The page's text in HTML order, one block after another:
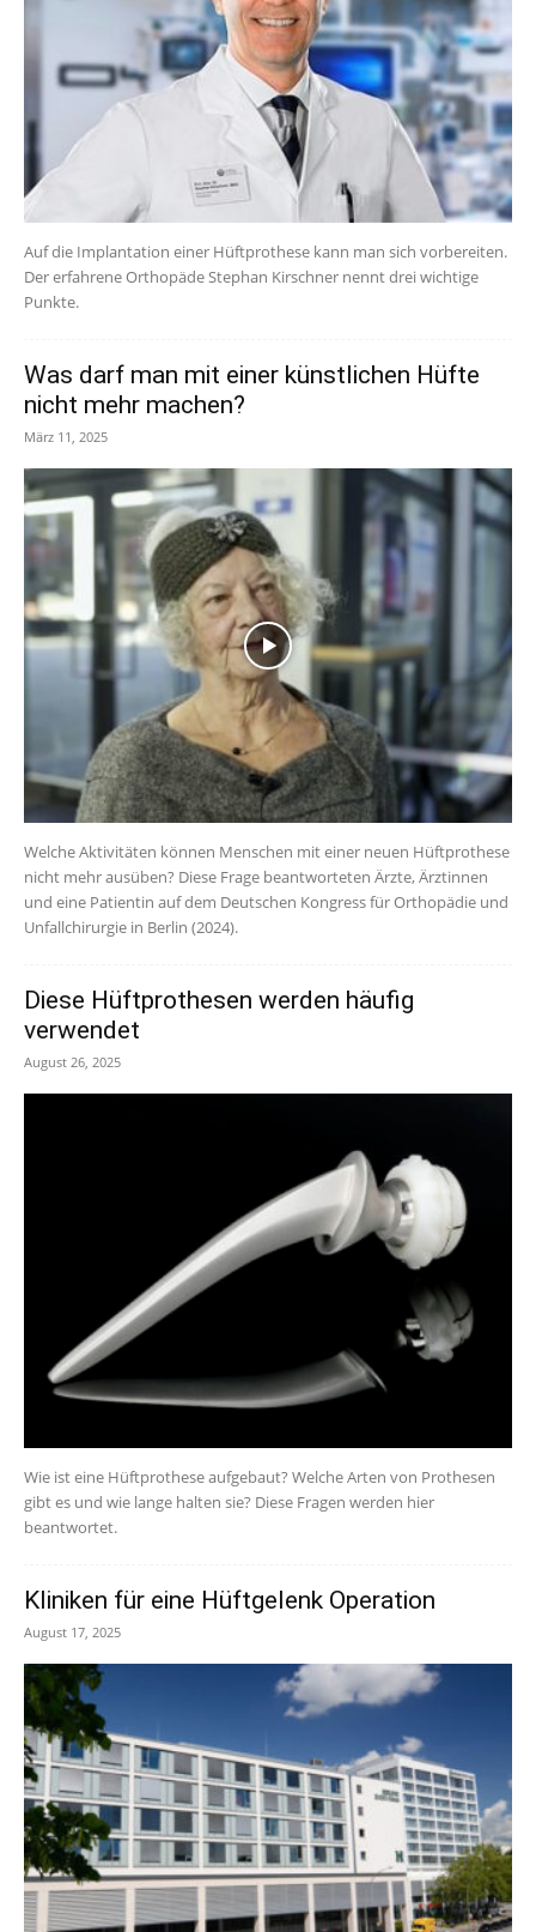
Auf die Implantation einer Hüftprothese kann man sich vorbereiten.
Der erfahrene Orthopäde Stephan Kirschner nennt drei wichtige
Punkte.
Was darf man mit einer künstlichen Hüfte
nicht mehr machen?
März 11, 2025
Welche Aktivitäten können Menschen mit einer neuen Hüftprothese
nicht mehr ausüben? Diese Frage beantworteten Ärzte, Ärztinnen
und eine Patientin auf dem Deutschen Kongress für Orthopädie und
Unfallchirurgie in Berlin (2024).
Diese Hüftprothesen werden häufig
verwendet
August 26, 2025
Wie ist eine Hüftprothese aufgebaut? Welche Arten von Prothesen
gibt es und wie lange halten sie? Diese Fragen werden hier
beantwortet.
Kliniken für eine Hüftgelenk Operation
August 17, 2025